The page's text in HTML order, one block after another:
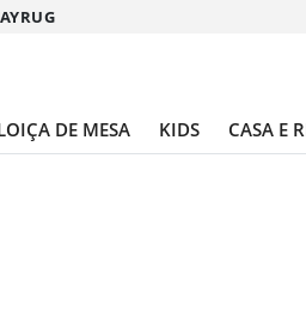
DE MESA KIDS CASA E